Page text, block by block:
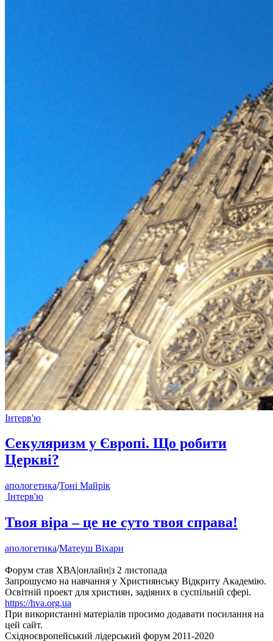
Інтерв'ю
Секуляризм у Європі. Що робити
Церкві?
апологетика/Тоні Майрік
Інтерв'ю
Твоя віра – це не суто твоя справа!
апологетика/Матеуш Віхари
Форум став ХВА|онлайн|з 2 листопада
Запрошуємо на навчання у Християнську Відкриту Академію.
Освітній проект для християн, задіяних в суспільній сфері.
https://hva.org.ua
При використанні матеріалів просимо додавати посилання на
цей сайт.
Східноєвропейський лідерський форум 2011-2020